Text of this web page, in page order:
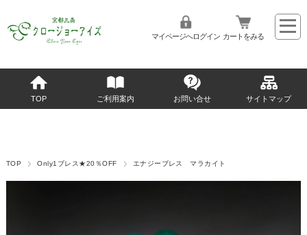
マイページへログイン カートをみる
TOP ご利用案内 お問い合せ サイトマップ
TOP Only1ブレス★20％OFF エナジーブレス マラカイト